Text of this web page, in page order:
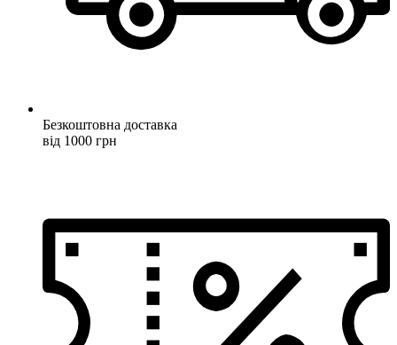
Безкоштовна доставка
від 1000 грн